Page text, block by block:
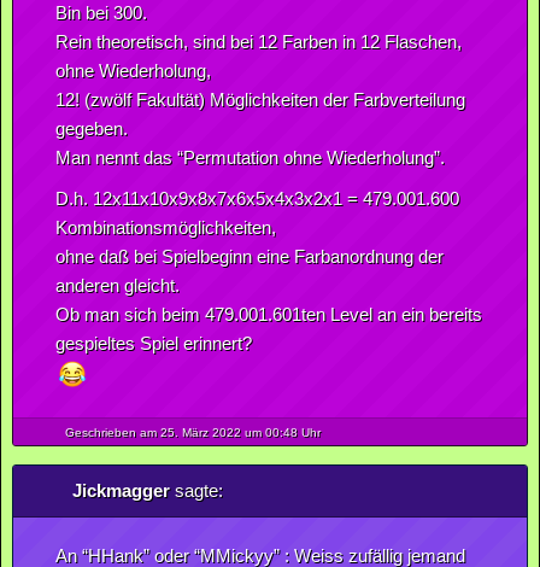
Bin bei 300.
Rein theoretisch, sind bei 12 Farben in 12 Flaschen,
ohne Wiederholung,
12! (zwölf Fakultät) Möglichkeiten der Farbverteilung
gegeben.
Man nennt das “Permutation ohne Wiederholung”.
D.h. 12x11x10x9x8x7x6x5x4x3x2x1 = 479.001.600
Kombinationsmöglichkeiten,
ohne daß bei Spielbeginn eine Farbanordnung der
anderen gleicht.
Ob man sich beim 479.001.601ten Level an ein bereits
gespieltes Spiel erinnert?
Geschrieben am 25. März2022um 00:48 Uhr
Jickmaggersagte:
An “HHank” oder “MMickyy” : Weiss zufällig jemand